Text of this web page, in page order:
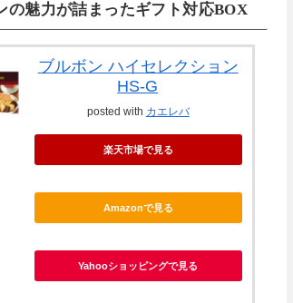
の魅力が詰まったギフト対応BOX
ブルボン ハイセレクション
HS-G
posted with カエレバ
楽天市場で見る
Amazonで見る
Yahooショッピングで見る